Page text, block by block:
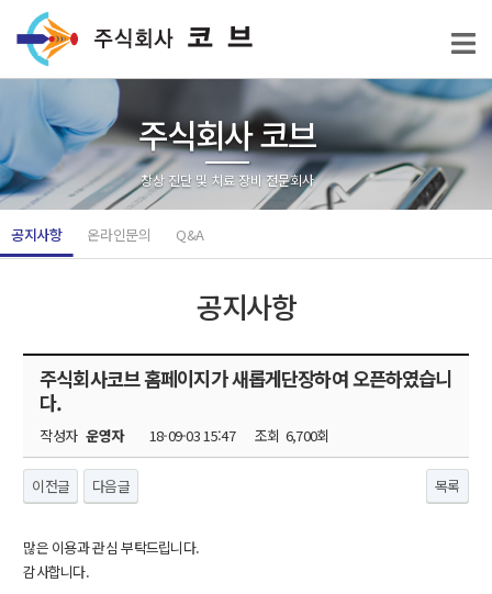
주식회사 코브
창상 진단 및 치료 장비 전문회사
공지사항 온라인문의 Q&A
공지사항
주식회사코브 홈페이지가 새롭게단장하여 오픈하였습니
다.
작성자 운영자 18-09-03 15:47 조회 6,700회
이전글 다음글 목록
많은 이용과 관심 부탁드립니다.
감사합니다.